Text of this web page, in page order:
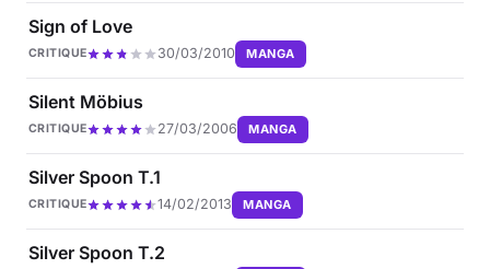
Sign of Love
CRITIQUE 30/03/2010 MANGA
Silent Möbius
CRITIQUE 27/03/2006 MANGA
Silver Spoon T.1
CRITIQUE 14/02/2013 MANGA
Silver Spoon T.2